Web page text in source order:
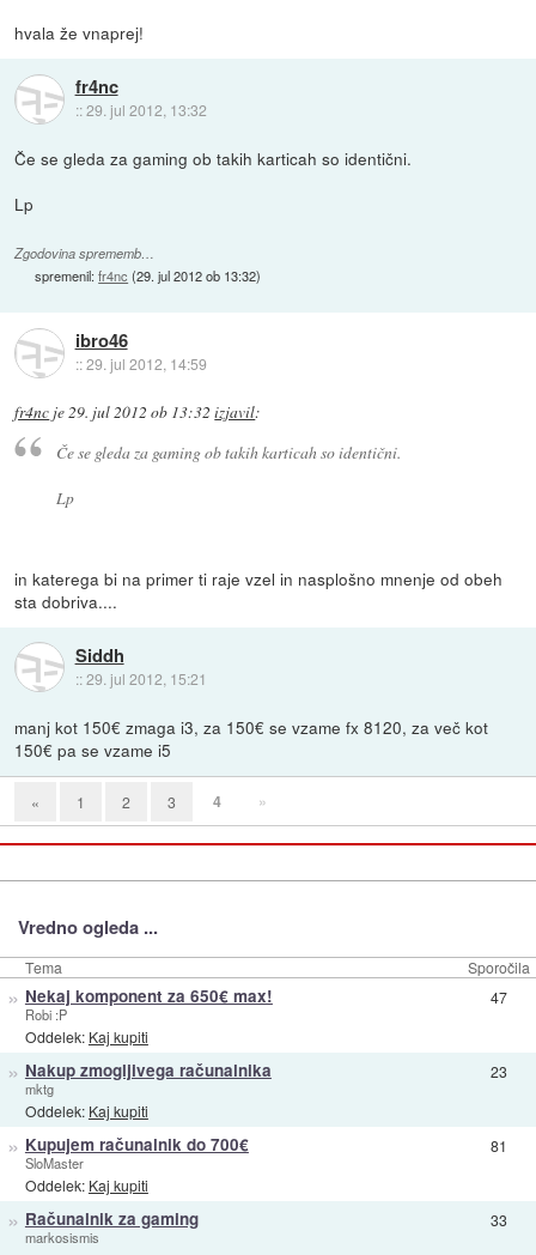
hvala že vnaprej!
fr4nc
::29. jul 2012, 13:32
Če se gleda za gaming ob takih karticah so identični.
Lp
Zgodovina sprememb…
spremenil:fr4nc (29. jul 2012 ob 13:32)
ibro46
::29. jul 2012, 14:59
fr4nc je29. jul 2012 ob 13:32 izjavil:
Če se gleda za gaming ob takih karticah so identični.
Lp
in katerega bi na primer ti raje vzel in nasplošno mnenje od obeh
sta dobriva....
Siddh
::29. jul 2012, 15:21
manj kot 150€ zmaga i3, za 150€ se vzame fx 8120, za več kot
150€ pa se vzame i5
« 1 2 3 4 »
Vredno ogleda ...
Tema Sporočila
» Nekaj komponent za 650€ max!
Robi :P
Oddelek: Kaj kupiti
47
» Nakup zmogljivega računalnika
mktg
Oddelek: Kaj kupiti
23
» Kupujem računalnik do 700€
SloMaster
Oddelek: Kaj kupiti
81
» Računalnik za gaming
markosismis
33